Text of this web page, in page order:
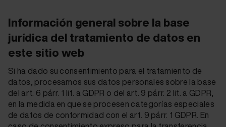
Información general sobre la base
jurídica del tratamiento de datos en
este sitio web
Si ha dado su consentimiento para el tratamiento de
datos, procesamos sus datos personales sobre la base
del art. 6 párr. 1 lit. a GDPR o del art. 9 párr. 2 lit. a GDPR,
en la medida en que se procesen categorías especiales
de datos de conformidad con el art. 9 párr. 1 GDPR. En